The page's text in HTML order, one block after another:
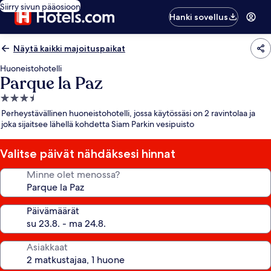
Siirry sivun pääosioon
Hanki sovellus
Näytä kaikki majoituspaikat
Huoneistohotelli
Parque la Paz
3.5
tähden
majoituspaikka
Perheystävällinen huoneistohotelli, jossa käytössäsi on 2 ravintolaa ja
joka sijaitsee lähellä kohdetta Siam Parkin vesipuisto
Valitse päivät nähdäksesi hinnat
Minne olet menossa?
Päivämäärät
Asiakkaat